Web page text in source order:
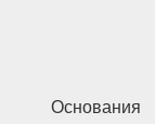
Основания